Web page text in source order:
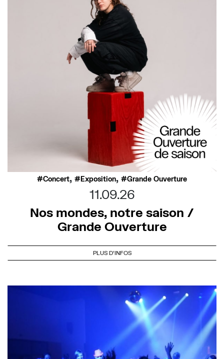
Concert, Exposition, Grande Ouverture
11.09.26
Nos mondes, notre saison /
Grande Ouverture
PLUS D'INFOS